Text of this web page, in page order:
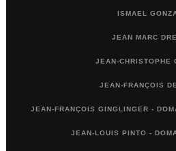
ISMAEL
JEAN MARC
JEAN-CHRISTOPHE
JEAN-FRANÇOIS
JEAN-FRANÇOIS GINGLINGER -
JEAN-LOUIS PINTO -